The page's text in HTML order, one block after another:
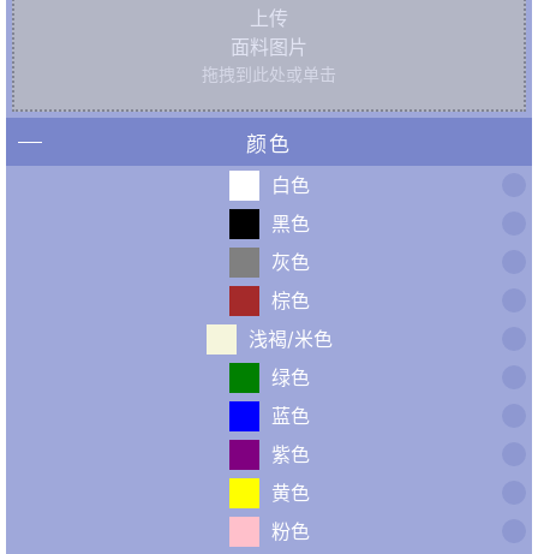
上传
面料图片
拖拽到此处或单击
颜色
白色
黑色
灰色
棕色
浅褐/米色
绿色
蓝色
紫色
黄色
粉色